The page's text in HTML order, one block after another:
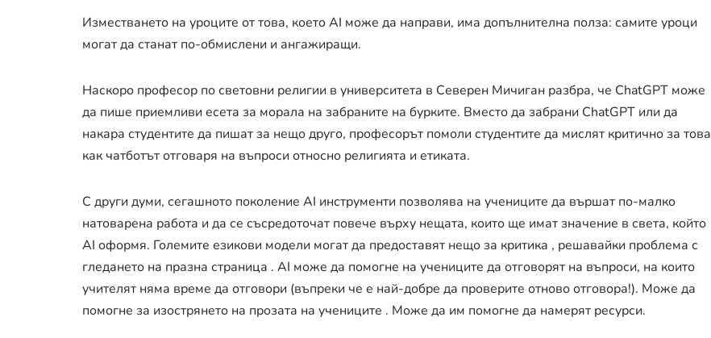
Изместването на уроците от това, което AI може да направи, има допълнителна полза: самите уроци
могат да станат по-обмислени и ангажиращи.
Наскоро професор по световни религии в университета в Северен Мичиган разбра, че ChatGPT може
да пише приемливи есета за морала на забраните на бурките. Вместо да забрани ChatGPT или да
накара студентите да пишат за нещо друго, професорът помоли студентите да мислят критично за това
как чатботът отговаря на въпроси относно религията и етиката.
С други думи, сегашното поколение AI инструменти позволява на учениците да вършат по-малко
натоварена работа и да се съсредоточат повече върху нещата, които ще имат значение в света, който
AI оформя. Големите езикови модели могат да предоставят нещо за критика , решавайки проблема с
гледането на празна страница . AI може да помогне на учениците да отговорят на въпроси, на които
учителят няма време да отговори (въпреки че е най-добре да проверите отново отговора!). Може да
помогне за изострянето на прозата на учениците . Може да им помогне да намерят ресурси.